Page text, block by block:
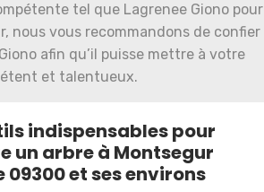
tel que Lagrenee Giono pour
nous vous recommandons de confier
afin qu’il puisse mettre à votre
et talentueux.
indispensables pour
un arbre à Montsegur
09300 et ses environs